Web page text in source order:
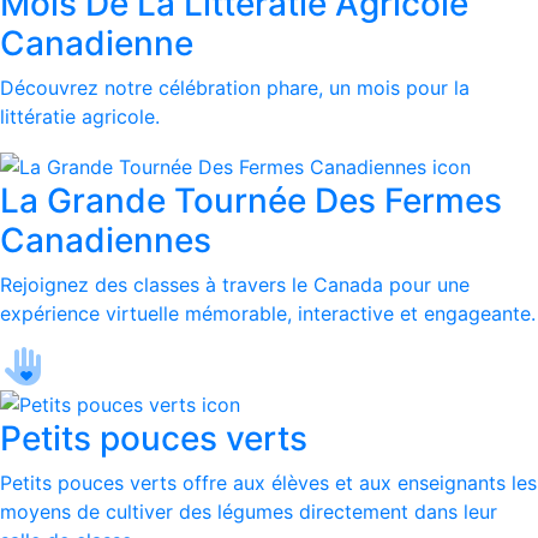
Canadienne
Découvrez notre célébration phare, un mois pour la
littératie agricole.
La Grande Tournée Des Fermes
Canadiennes
Rejoignez des classes à travers le Canada pour une
expérience virtuelle mémorable, interactive et engageante.
Petits pouces verts
Petits pouces verts offre aux élèves et aux enseignants les
moyens de cultiver des légumes directement dans leur